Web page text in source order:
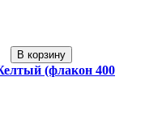
В корзину
(флакон 400